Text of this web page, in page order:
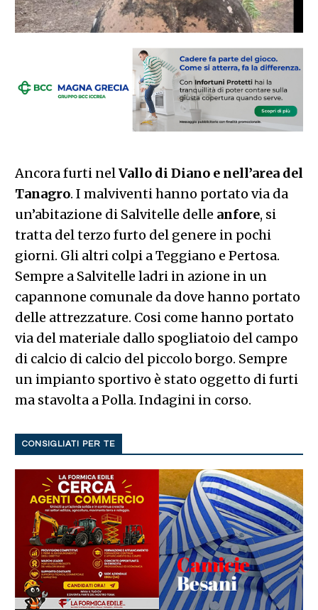
Ancora furti nelVallo di Diano e nell’area del
Tanagro. I malviventi hanno portato via da
un’abitazione di Salvitelle delle anfore, si
tratta del terzo furto del genere in pochi
giorni. Gli altri colpi a Teggiano e Pertosa.
Sempre a Salvitelle ladri in azione in un
capannone comunale da dove hanno portato
delle attrezzature. Cosi come hanno portato
via del materiale dallo spogliatoio del campo
di calcio di calcio del piccolo borgo. Sempre
un impianto sportivo è stato oggetto di furti
ma stavolta a Polla. Indagini in corso.
CONSIGLIATI PER TE